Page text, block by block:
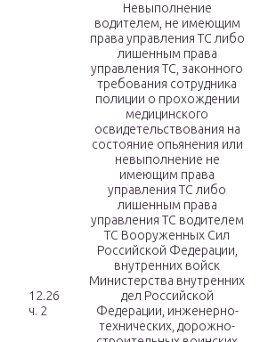
12.26
ч. 2
Невыполнение
водителем, не имеющим
права управления ТС либо
лишенным права
управления ТС, законного
требования сотрудника
полиции о прохождении
медицинского
освидетельствования на
состояние опьянения или
невыполнение не
имеющим права
управления ТС либо
лишенным права
управления ТС водителем
ТС Вооруженных Сил
Российской Федерации,
внутренних войск
Министерства внутренних
дел Российской
Федерации, инженерно-
технических, дорожно-